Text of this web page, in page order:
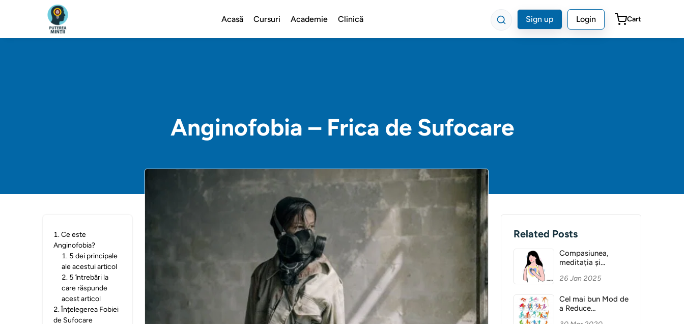
Acasă Cursuri Academie Clinică Sign up Login Cart
Anginofobia – Frica de Sufocare
1.Ce este
Anginofobia?
1. 5 dei principale
ale acestui articol
2. 5 întrebări la
care răspunde
acest articol
2.Înțelegerea Fobiei
de Sufocare
Related Posts
Compasiunea,
meditația și
26 Jan 2025
Cel mai bun Mod de
a Reduce